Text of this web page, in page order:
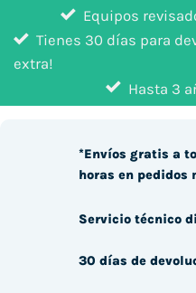
Equipos
Tienes 30 días para
extra!
Hasta 3
*Envíos gratis a
horas en pedidos
Servicio técnico
30 días de